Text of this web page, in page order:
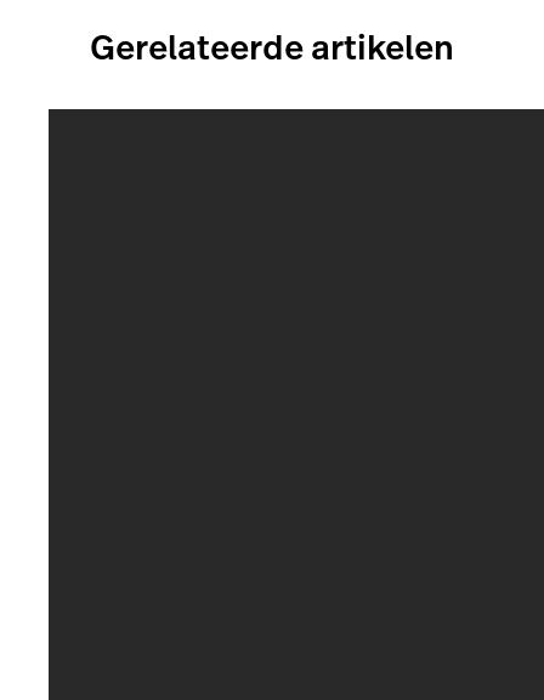
Gerelateerde artikelen